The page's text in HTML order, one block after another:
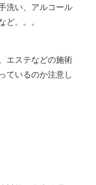
洗い、アルコール
ど。。。
エステなどの施術
ているのか注意し